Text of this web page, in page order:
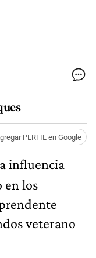
PERFIL en Google
influencia
en los
veterano